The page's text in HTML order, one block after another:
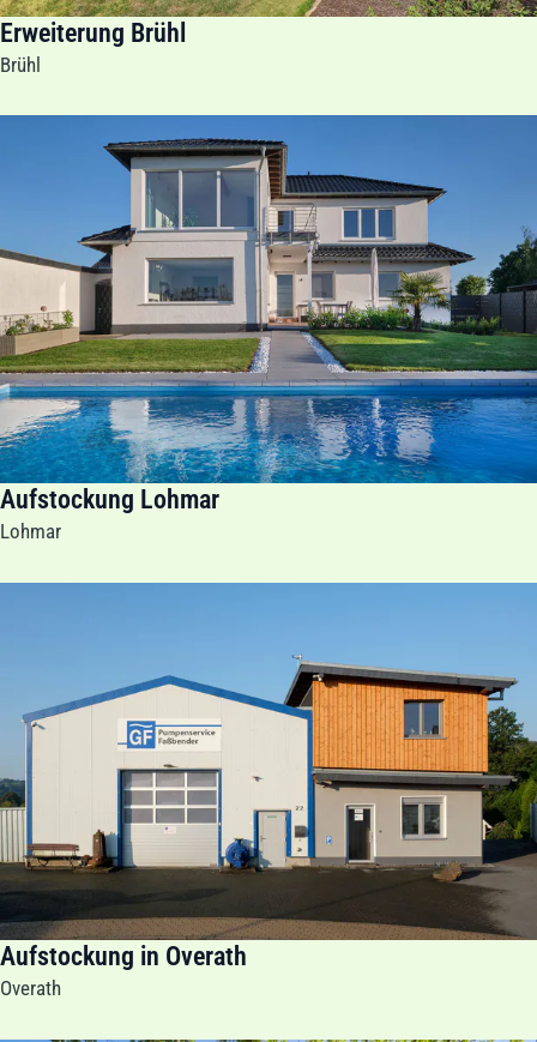
Erweiterung Brühl
Brühl
Aufstockung Lohmar
Lohmar
Aufstockung in Overath
Overath